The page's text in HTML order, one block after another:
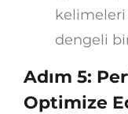
dengeli
Adım 5:
Optimize